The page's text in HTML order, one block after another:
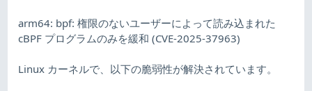
arm64: bpf: 権限のないユーザーによって読み込まれた
cBPF プログラムのみを緩和 (CVE-2025-37963)
Linux カーネルで、以下の脆弱性が解決されています。